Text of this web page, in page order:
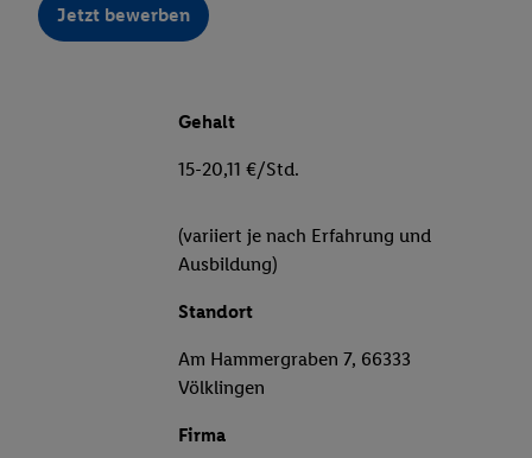
Jetzt bewerben
Gehalt
15-20,11 €/Std.
(variiert je nach Erfahrung und
Ausbildung)
Standort
Am Hammergraben 7, 66333
Völklingen
Firma